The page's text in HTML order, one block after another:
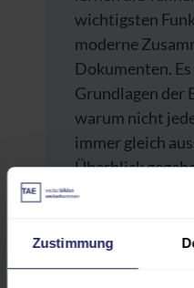
Zustimmung
wichtigsten
moderne
Dokumenten.
Grundlagen der
warum nicht
immer gleich
Überblick
wichtigsten
helfen. Die
erfahren, wie